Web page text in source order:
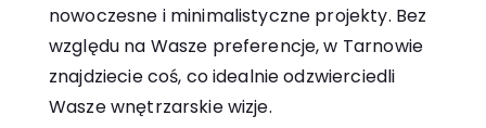
nowoczesne i minimalistyczne projekty. Bez
względu na Wasze preferencje, w Tarnowie
znajdziecie coś, co idealnie odzwierciedli
Wasze wnętrzarskie wizje.